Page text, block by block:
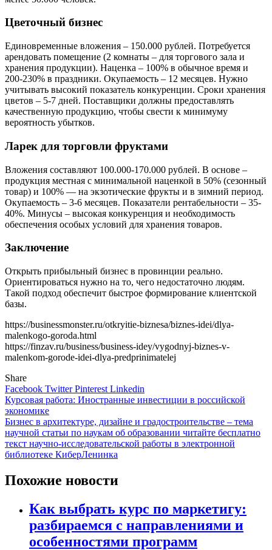
Цветочный бизнес
Единовременные вложения – 150.000 рублей. Потребуется
арендовать помещение (2 комнаты – для торгового зала и
хранения продукции). Наценка – 100% в обычное время и
200-230% в праздники. Окупаемость – 12 месяцев. Нужно
учитывать высокий показатель конкуренции. Сроки хранения
цветов – 5-7 дней. Поставщики должны предоставлять
качественную продукцию, чтобы свести к минимуму
вероятность убытков.
Ларек для торговли фруктами
Вложения составляют 100.000-170.000 рублей. В основе –
продукция местная с минимальной наценкой в 50% (сезонный
товар) и 100% — на экзотические фрукты и в зимний период.
Окупаемость – 3-6 месяцев. Показатели рентабельности – 35-
40%. Минусы – высокая конкуренция и необходимость
обеспечения особых условий для хранения товаров.
Заключение
Открыть прибыльный бизнес в провинции реально.
Ориентироваться нужно на то, чего недостаточно людям.
Такой подход обеспечит быстрое формирование клиентской
базы.
https://businessmonster.ru/otkryitie-biznesa/biznes-idei/dlya-
malenkogo-goroda.html
https://finzav.ru/business/business-idey/vygodnyj-biznes-v-
malenkom-gorode-idei-dlya-predprinimatelej
Share
Facebook TwitterPinterest Linkedin
Навигация
по
записям
Курсовая работа: Иностранные инвестиции в российской
экономике
Бизнес в архитектуре, дизайне и градостроительстве – тема
научной статьи по наукам об образовании читайте бесплатно
текст научно-исследовательской работы в электронной
библиотеке КиберЛенинка
Похожие новости
Как выбрать курс по маркетигу:
разбираемся с направлениями и
особенностями программ